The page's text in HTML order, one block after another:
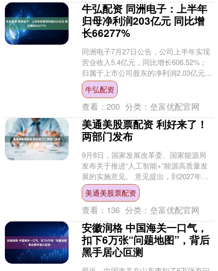
牛弘配资 同洲电子：上半年
归母净利润203亿元 同比增
长66277%
同洲电子7月27日公告，公司上半年实现
营业收入5.4亿元，同比增长606.52%；
归属于上市公司股东的净利润2.03亿元，
同比增长662.77%；基本每股收益0....
牛弘配资
查看：200 分类： 垒富优配官网
美通美股票配资 利好来了！
两部门发布
9月8日，国家发展改革委、国家能源局
发布关于推进“人工智能+”能源高质量发
展的实施意见。 意见提出，到2027年，
能源与人工智能融合创新体系初步构
建，算力与电力....
美通美股票配资
查看： 136 分类： 垒富优配官网
安徽润格 中国海关一口气，
扣下6万张“问题地图”，背后
黑手居心叵测